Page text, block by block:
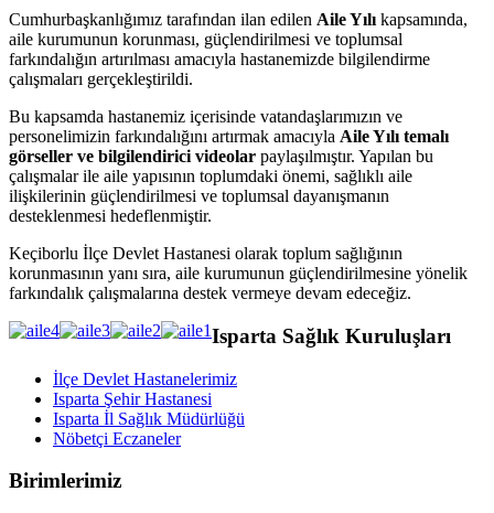
Cumhurbaşkanlığımız tarafından ilan edilen Aile Yılı kapsamında,
aile kurumunun korunması, güçlendirilmesi ve toplumsal
farkındalığın artırılması amacıyla hastanemizde bilgilendirme
çalışmaları gerçekleştirildi.
Bu kapsamda hastanemiz içerisinde vatandaşlarımızın ve
personelimizin farkındalığını artırmak amacıyla Aile Yılı temalı
görseller ve bilgilendirici videolar paylaşılmıştır. Yapılan bu
çalışmalar ile aile yapısının toplumdaki önemi, sağlıklı aile
ilişkilerinin güçlendirilmesi ve toplumsal dayanışmanın
desteklenmesi hedeflenmiştir.
Keçiborlu İlçe Devlet Hastanesi olarak toplum sağlığının
korunmasının yanı sıra, aile kurumunun güçlendirilmesine yönelik
farkındalık çalışmalarına destek vermeye devam edeceğiz.
Isparta Sağlık Kuruluşları
İlçe Devlet Hastanelerimiz
Isparta Şehir Hastanesi
Isparta İl Sağlık Müdürlüğü
Nöbetçi Eczaneler
Birimlerimiz